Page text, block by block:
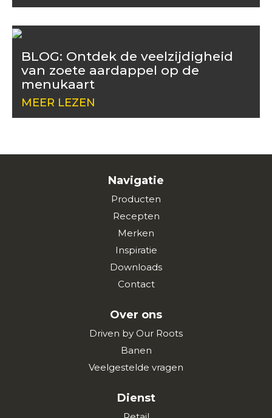
BLOG: Ontdek de veelzijdigheid
van zoete aardappel op de
menukaart
MEER LEZEN
Navigatie
Producten
Recepten
Merken
Inspiratie
Downloads
Contact
Over ons
Driven by Our Roots
Banen
Veelgestelde vragen
Dienst